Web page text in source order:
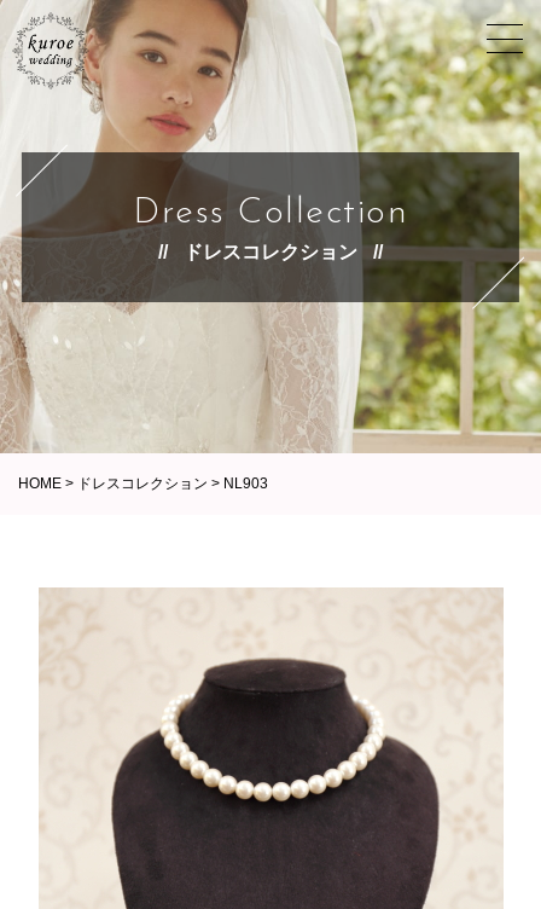
Dress Collection
ドレスコレクション
HOME > ドレスコレクション > NL903